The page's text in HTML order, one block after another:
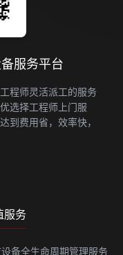
服务平台
程师灵活派工的服务
选择工程师上门服
到费用省，效率快，
服务
备全生命周期管理服务